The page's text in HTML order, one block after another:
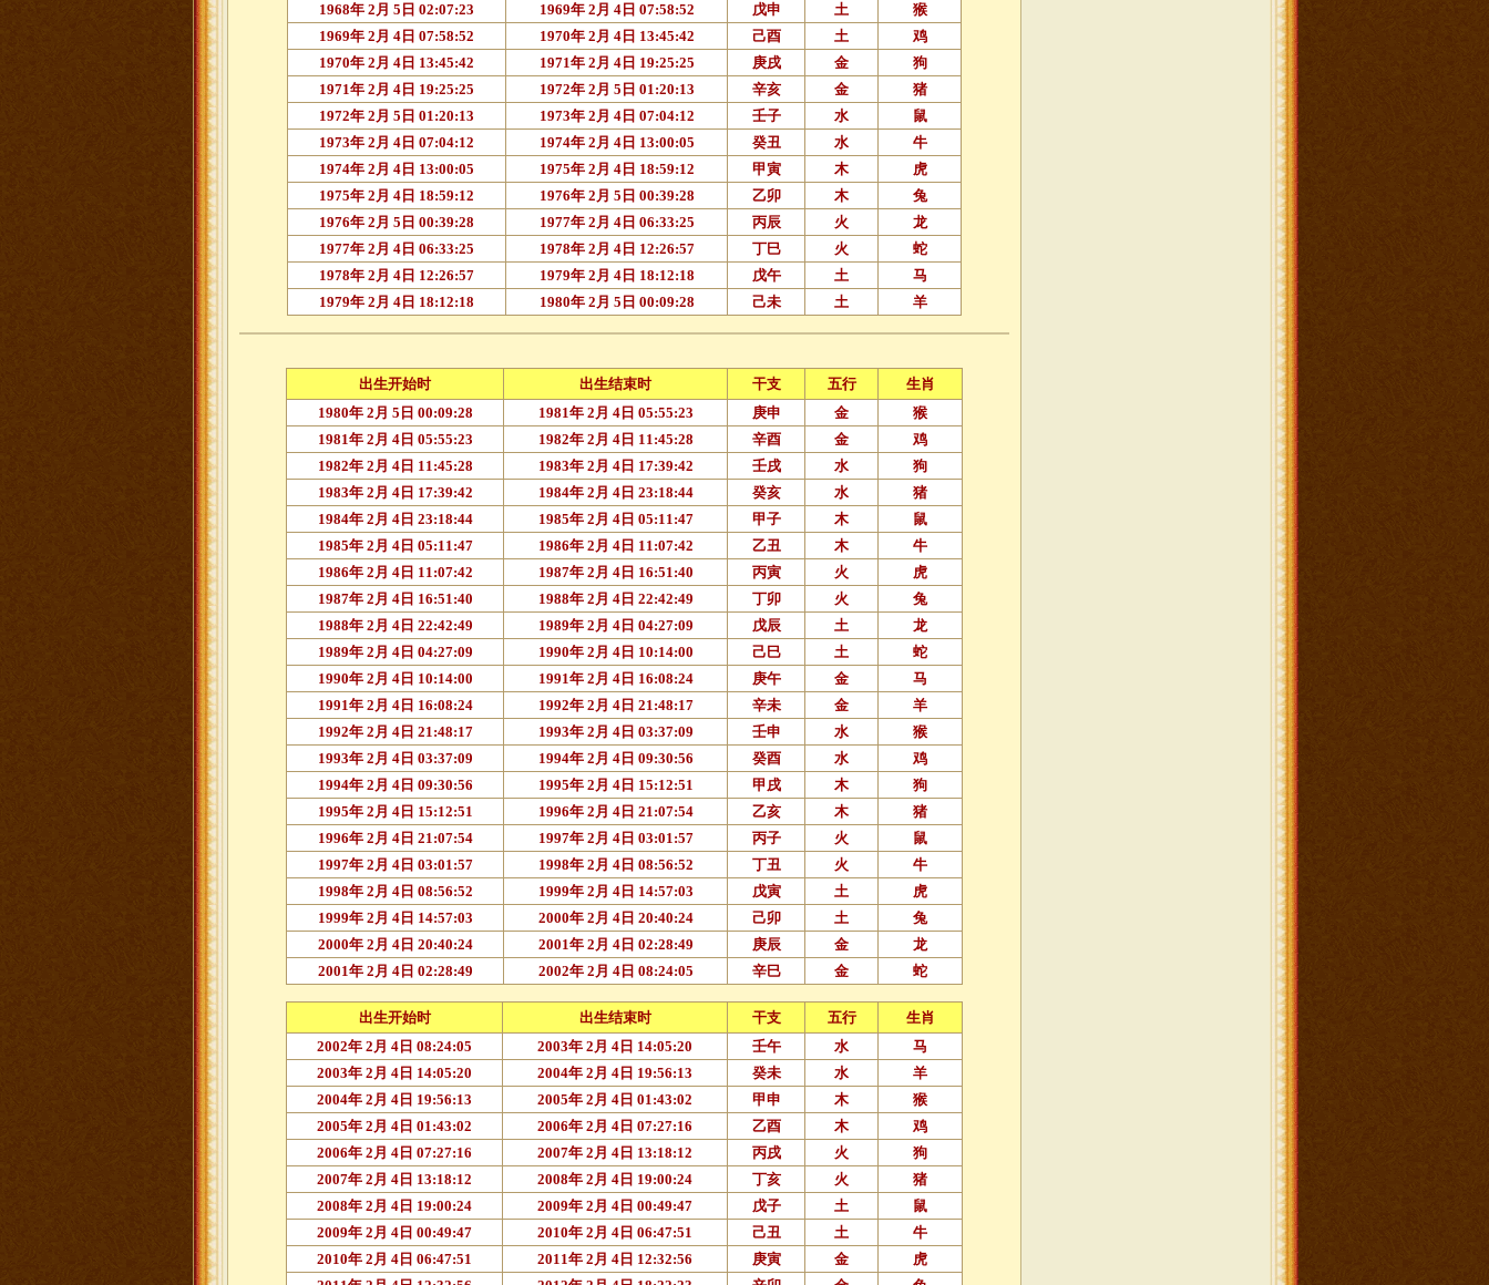
1968年 2月 5日 02:07:23
1969年 2月 4日 07:58:52 戊申 土
猴
1969年 2月 4日 07:58:52
1970年 2月 4日 13:45:42 己酉 土
鸡
1970年 2月 4日 13:45:42
1971年 2月 4日 19:25:25 庚戌 金
狗
1971年 2月 4日 19:25:25
1972年 2月 5日 01:20:13 辛亥 金
猪
1972年 2月 5日 01:20:13
1973年 2月 4日 07:04:12 壬子 水
鼠
1973年 2月 4日 07:04:12
1974年 2月 4日 13:00:05 癸丑 水
牛
1974年 2月 4日 13:00:05
1975年 2月 4日 18:59:12 甲寅 木
虎
1975年 2月 4日 18:59:12
1976年 2月 5日 00:39:28 乙卯 木
兔
1976年 2月 5日 00:39:28
1977年 2月 4日 06:33:25 丙辰 火
龙
1977年 2月 4日 06:33:25
1978年 2月 4日 12:26:57 丁巳 火
蛇
1978年 2月 4日 12:26:57
1979年 2月 4日 18:12:18 戊午 土
马
1979年 2月 4日 18:12:18
1980年 2月 5日 00:09:28 己未 土 羊
出生开始时 出生结束时 干支 五行
生肖
1980年 2月 5日 00:09:28
1981年 2月 4日 05:55:23 庚申 金
猴
1981年 2月 4日 05:55:23
1982年 2月 4日 11:45:28 辛酉 金
鸡
1982年 2月 4日 11:45:28
1983年 2月 4日 17:39:42 壬戌 水
狗
1983年 2月 4日 17:39:42
1984年 2月 4日 23:18:44 癸亥 水
猪
1984年 2月 4日 23:18:44
1985年 2月 4日 05:11:47 甲子 木
鼠
1985年 2月 4日 05:11:47
1986年 2月 4日 11:07:42 乙丑 木
牛
1986年 2月 4日 11:07:42
1987年 2月 4日 16:51:40 丙寅 火
虎
1987年 2月 4日 16:51:40
1988年 2月 4日 22:42:49 丁卯 火
兔
1988年 2月 4日 22:42:49
1989年 2月 4日 04:27:09 戊辰 土
龙
1989年 2月 4日 04:27:09
1990年 2月 4日 10:14:00 己巳 土
蛇
1990年 2月 4日 10:14:00
1991年 2月 4日 16:08:24 庚午 金
马
1991年 2月 4日 16:08:24
1992年 2月 4日 21:48:17 辛未 金
羊
1992年 2月 4日 21:48:17
1993年 2月 4日 03:37:09 壬申 水
猴
1993年 2月 4日 03:37:09
1994年 2月 4日 09:30:56 癸酉 水
鸡
1994年 2月 4日 09:30:56
1995年 2月 4日 15:12:51 甲戌 木
狗
1995年 2月 4日 15:12:51
1996年 2月 4日 21:07:54 乙亥 木
猪
1996年 2月 4日 21:07:54
1997年 2月 4日 03:01:57 丙子 火
鼠
1997年 2月 4日 03:01:57
1998年 2月 4日 08:56:52 丁丑 火
牛
1998年 2月 4日 08:56:52
1999年 2月 4日 14:57:03 戊寅 土
虎
1999年 2月 4日 14:57:03
2000年 2月 4日 20:40:24 己卯 土
兔
2000年 2月 4日 20:40:24
2001年 2月 4日 02:28:49 庚辰 金
龙
2001年 2月 4日 02:28:49
2002年 2月 4日 08:24:05 辛巳 金 蛇
出生开始时 出生结束时 干支 五行
生肖
2002年 2月 4日 08:24:05
2003年 2月 4日 14:05:20 壬午 水
马
2003年 2月 4日 14:05:20
2004年 2月 4日 19:56:13 癸未 水
羊
2004年 2月 4日 19:56:13
2005年 2月 4日 01:43:02 甲申 木
猴
2005年 2月 4日 01:43:02
2006年 2月 4日 07:27:16 乙酉 木
鸡
2006年 2月 4日 07:27:16
2007年 2月 4日 13:18:12 丙戌 火
狗
2007年 2月 4日 13:18:12
2008年 2月 4日 19:00:24 丁亥 火
猪
2008年 2月 4日 19:00:24
2009年 2月 4日 00:49:47 戊子 土
鼠
2009年 2月 4日 00:49:47
2010年 2月 4日 06:47:51 己丑 土
牛
2010年 2月 4日 06:47:51
2011年 2月 4日 12:32:56 庚寅 金
虎